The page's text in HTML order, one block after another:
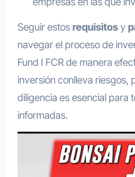
Seguir estos requisitosy
navegar el proceso de
Fund I FCR de manera
inversión conlleva riesgos,
diligencia es esencial para
informadas.